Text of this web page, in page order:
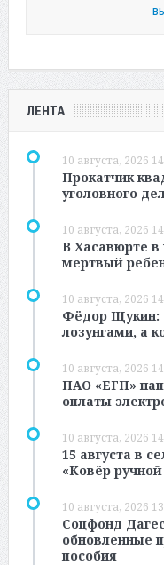
ЛЕНТА
10 августа, 2026
Прокатчик
уголовного
10 августа, 2026
В Хасавюрте
мертвый
10 августа, 2026
Фёдор Щукин:
лозунгами, а
10 августа, 2026
ПАО «ЕГП»
оплаты
10 августа, 2026
15 августа в
«Ковёр
10 августа, 2026
Соцфонд
обновленные
пособия